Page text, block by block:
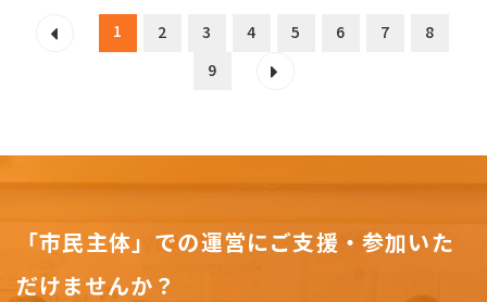
1 2 3 4 5 6 7
8
9
「市民主体」での運営にご支援・参加いた
だけませんか？